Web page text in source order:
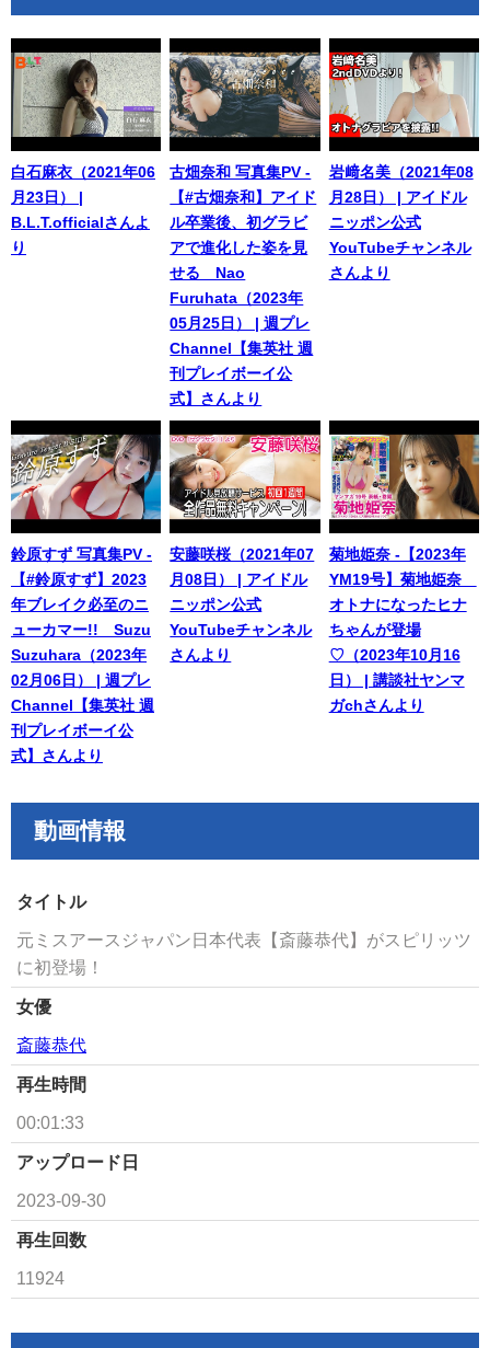
白石麻衣（2021年06
月23日） |
B.L.T.officialさんよ
り
古畑奈和 写真集PV -
【#古畑奈和】アイド
ル卒業後、初グラビ
アで進化した姿を見
せる Nao
Furuhata（2023年
05月25日） | 週プレ
Channel【集英社 週
刊プレイボーイ公
式】さんより
岩﨑名美（2021年08
月28日） | アイドル
ニッポン公式
YouTubeチャンネル
さんより
鈴原すず 写真集PV -
【#鈴原すず】2023
年ブレイク必至のニ
ューカマー!! Suzu
Suzuhara（2023年
02月06日） | 週プレ
Channel【集英社 週
刊プレイボーイ公
式】さんより
安藤咲桜（2021年07
月08日） | アイドル
ニッポン公式
YouTubeチャンネル
さんより
菊地姫奈 -【2023年
YM19号】菊地姫奈
オトナになったヒナ
ちゃんが登場
♡（2023年10月16
日） | 講談社ヤンマ
ガchさんより
動画情報
タイトル
元ミスアースジャパン日本代表【斎藤恭代】がスピリッツ
に初登場！
女優
斎藤恭代
再生時間
00:01:33
アップロード日
2023-09-30
再生回数
11924